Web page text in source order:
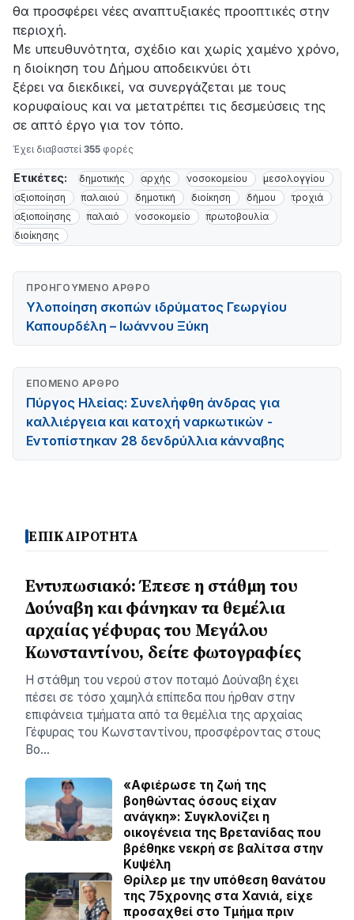
θα προσφέρει νέες αναπτυξιακές προοπτικές στην
περιοχή.
Με υπευθυνότητα, σχέδιο και χωρίς χαμένο χρόνο,
η διοίκηση του Δήμου αποδεικνύει ότι
ξέρει να διεκδικεί, να συνεργάζεται με τους
κορυφαίους και να μετατρέπει τις δεσμεύσεις της
σε απτό έργο για τον τόπο.
Έχει διαβαστεί 355 φορές
Ετικέτες: δημοτικής αρχής νοσοκομείου
μεσολογγίου
αξιοποίηση
παλαιού δημοτική διοίκηση δήμου
τροχιά
αξιοποίησης
παλαιό νοσοκομείο
πρωτοβουλία
διοίκησης
ΠΡΟΗΓΟΎΜΕΝΟ ΆΡΘΡΟ
Υλοποίηση σκοπών ιδρύματος Γεωργίου
Καπουρδέλη – Ιωάννου Ξύκη
ΕΠΌΜΕΝΟ ΆΡΘΡΟ
Πύργος Ηλείας: Συνελήφθη άνδρας για
καλλιέργεια και κατοχή ναρκωτικών -
Εντοπίστηκαν 28 δενδρύλλια κάνναβης
ΕΠΙΚΑΙΡΟΤΗΤΑ
Εντυπωσιακό: Έπεσε η στάθμη του
Δούναβη και φάνηκαν τα θεμέλια
αρχαίας γέφυρας του Μεγάλου
Κωνσταντίνου, δείτε φωτογραφίες
Η στάθμη του νερού στον ποταμό Δούναβη έχει
πέσει σε τόσο χαμηλά επίπεδα που ήρθαν στην
επιφάνεια τμήματα από τα θεμέλια της αρχαίας
Γέφυρας του Κωνσταντίνου, προσφέροντας στους
Βο…
«Αφιέρωσε τη ζωή της
βοηθώντας όσους είχαν
ανάγκη»: Συγκλονίζει η
οικογένεια της Βρετανίδας που
βρέθηκε νεκρή σε βαλίτσα στην
Κυψέλη
Θρίλερ με την υπόθεση θανάτου
της 75χρονης στα Χανιά, είχε
προσαχθεί στο Τμήμα πριν